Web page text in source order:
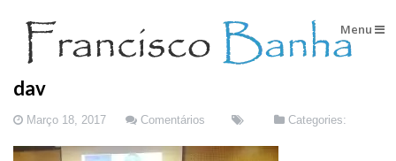
Menu
dav
Março 18, 2017 Comentários Categories: